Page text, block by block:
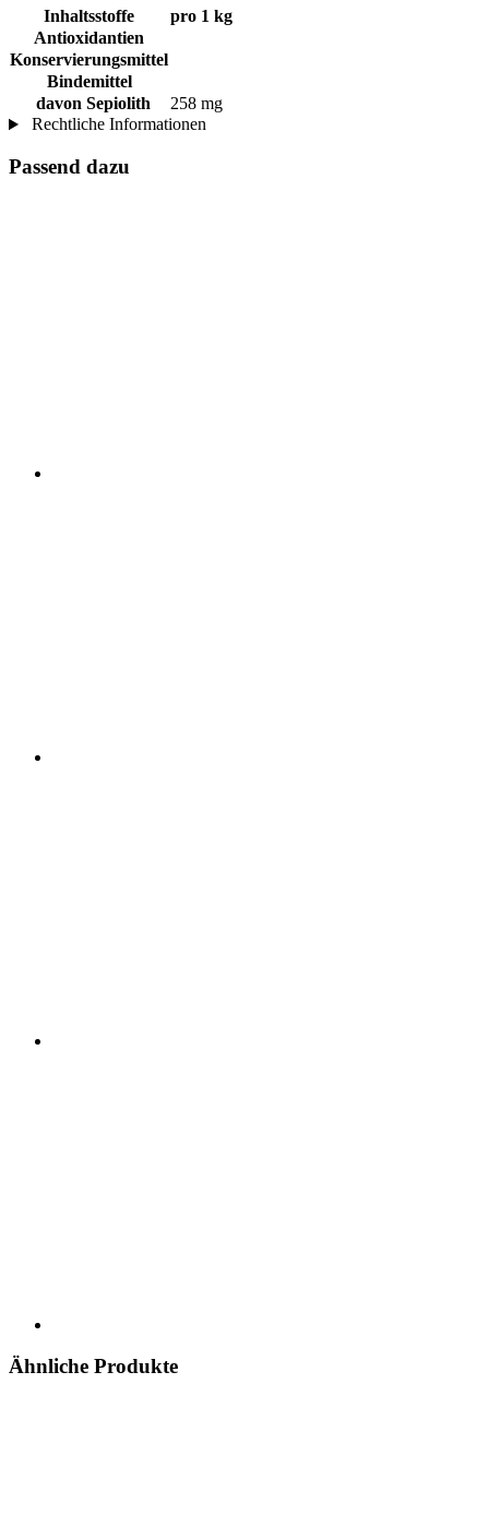
Inhaltsstoffe
pro 1 kg
Antioxidantien
Konservierungsmittel
Bindemittel
davon Sepiolith
258 mg
Rechtliche Informationen
Passend dazu
Ähnliche Produkte